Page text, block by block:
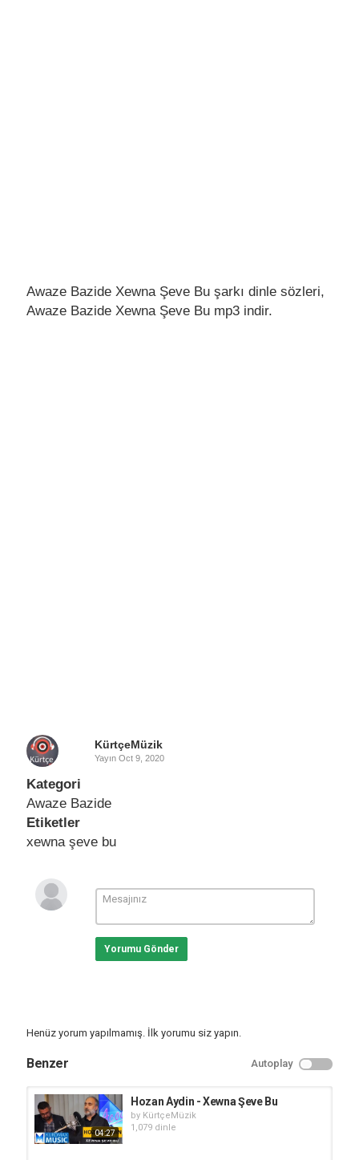
Awaze Bazide Xewna Şeve Bu şarkı dinle sözleri,
Awaze Bazide Xewna Şeve Bu mp3 indir.
KürtçeMüzik
Yayın Oct 9, 2020
Kategori
Awaze Bazide
Etiketler
xewna şeve bu
Yorumu Gönder
Henüz yorum yapılmamış. İlk yorumu siz yapın.
Benzer Autoplay
04:27
Hozan Aydin - Xewna Şeve Bu
by KürtçeMüzik
1,079 dinle